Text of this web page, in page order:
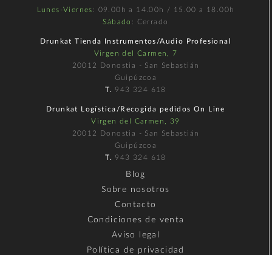
Lunes-Viernes : 09.00h a 14.00h / 15.00 a 18.00h
Sábado : Cerrado
Drunkat Tienda Instrumentos/Audio Profesional
Virgen del Carmen, 7
20012 Donostia - San Sebastián
Guipúzcoa
T. 943 324 618
Drunkat Logística/Recogida pedidos On Line
Virgen del Carmen, 39
20012 Donostia - San Sebastián
Guipúzcoa
T. 943 324 618
Blog
Sobre nosotros
Contacto
Condiciones de venta
Aviso legal
Política de privacidad